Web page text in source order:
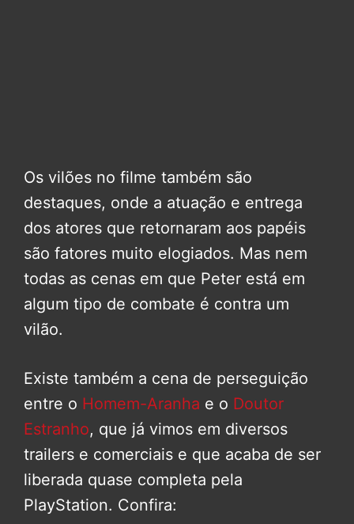
Os vilões no filme também são
destaques, onde a atuação e entrega
dos atores que retornaram aos papéis
são fatores muito elogiados. Mas nem
todas as cenas em que Peter está em
algum tipo de combate é contra um
vilão.
Existe também a cena de perseguição
entre o Homem-Aranha e o Doutor
Estranho, que já vimos em diversos
trailers e comerciais e que acaba de ser
liberada quase completa pela
PlayStation. Confira: